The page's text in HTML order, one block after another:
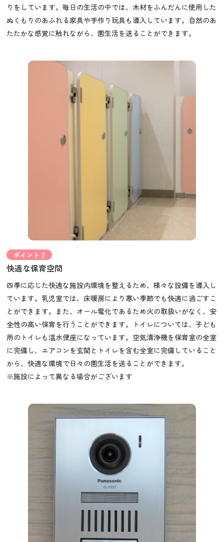
りをしています。毎日の生活の中では、木材をふんだんに使用した
ぬくもりのあふれる家具や手作り玩具も導入しています。自然のあ
たたかな感覚に触れながら、園生活を送ることができます。
ポイント 2
快適な保育空間
四季に応じた快適な施設内環境を整えるため、様々な設備を導入し
ています。乳児室では、床暖房により寒い季節でも快適に過ごすこ
とができます。また、オール電化であるため火の取扱いがなく、安
全性の高い保育を行うことができます。トイレについては、子ども
用のトイレも温水便座になっています。空気清浄機を保育室の全室
に完備し、エアコンを玄関とトイレを含む全室に完備していること
から、快適な環境で日々の園生活を送ることができます。
※施設によって異なる場合がございます